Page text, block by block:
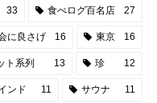
33 食べログ百名店 27
に良さげ 16 東京 16
ト系列 13 珍 12
ンド 11 サウナ 11